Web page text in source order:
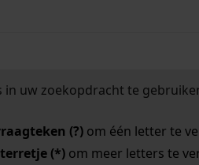
in uw zoekopdracht te
(?)om één letter te
(*)om meer letters te